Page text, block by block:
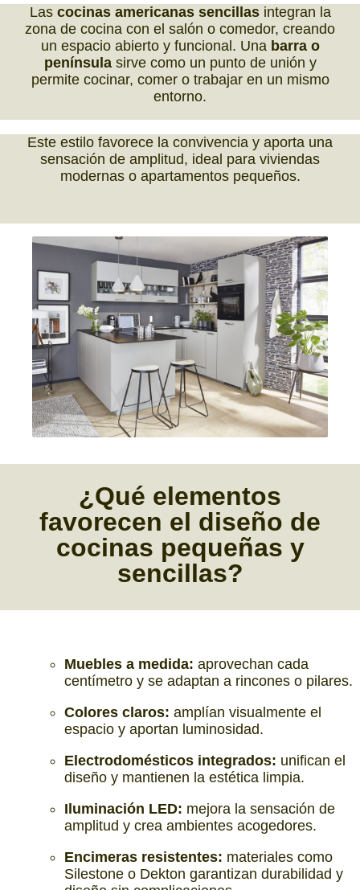
Las cocinas americanas sencillasintegran la
zona de cocina con el salón o comedor, creando
un espacio abierto y funcional. Unabarra o
península sirve como un punto de unión y
permite cocinar, comer o trabajar en un mismo
entorno.
Este estilo favorece la convivencia y aporta una
sensación de amplitud, ideal para viviendas
modernas o apartamentos pequeños.
¿Qué elementos
favorecen el diseño de
cocinas pequeñas y
sencillas?
Muebles a medida: aprovechan cada
centímetro y se adaptan a rincones o pilares.
Colores claros: amplían visualmente el
espacio y aportan luminosidad.
Electrodomésticos integrados: unifican el
diseño y mantienen la estética limpia.
Iluminación LED: mejora la sensación de
amplitud y crea ambientes acogedores.
Encimeras resistentes: materiales como
Silestone o Dekton garantizan durabilidad y